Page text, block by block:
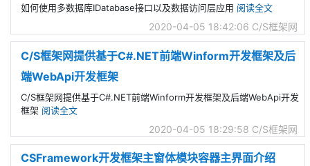
如何使用多数据库IDatabase接口以及数据访问层应用 阅读全文
2020-04-05 18:42:06 C/S框架网
C/S框架网提供基于C#.NET前端Winform开发框架及后
端WebApi开发框架
C/S框架网提供基于C#.NET前端Winform开发框架及后端WebApi开发
框架 阅读全文
2020-04-05 18:29:58 C/S框架网
CSFramework开发框架主窗体模块容器主界面介绍